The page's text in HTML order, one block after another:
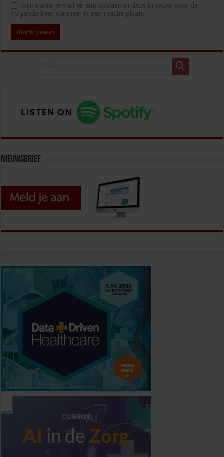
Mijn naam, e-mail en site opslaan in deze browser voor de
volgende keer wanneer ik een reactie plaats.
Nieuwsbrief